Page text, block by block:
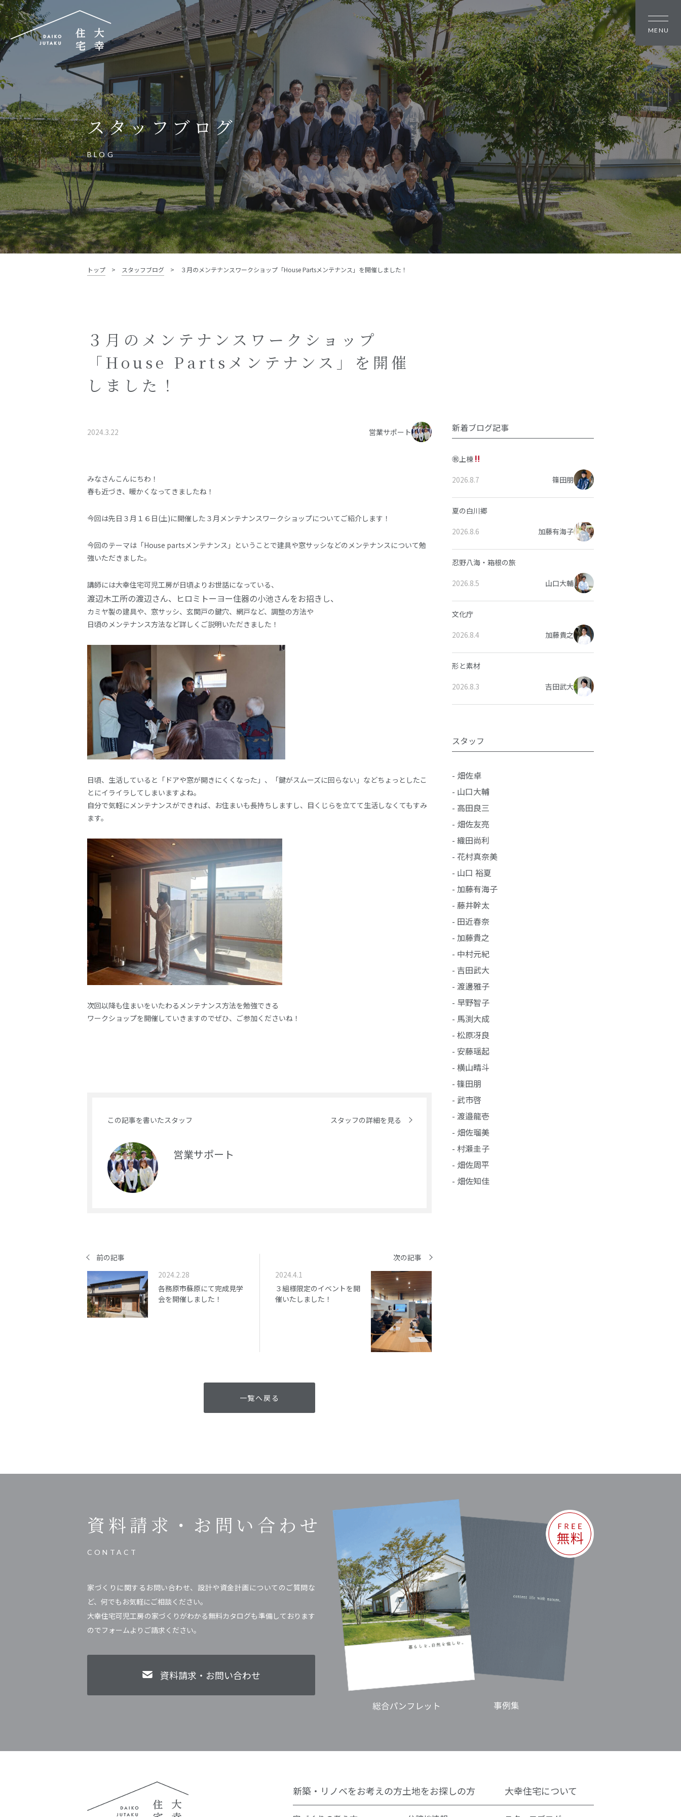
大幸住宅株式会社
〒504-0834
岐阜県各務原市那加昭南町88番地の3
大幸住宅可児工房
〒509-0203
岐阜県可児市下恵土3433番地652
お電話でのご相談はお気軽に
TEL.0574-60-1161
受付時間：9:00～17:00
資料請求・お問い合わせ
新築・リノベをお考えの方
家づくりの考え方
性能
暮らし方のご提案
薪ストーブのある暮らし
平屋の暮らし
四季を感じる暮らし
アフターサポート
家づくりの流れ
施工事例
イベント
お客様の声
土地をお探しの方
- 分譲地情報
かさまつのちいさな町並み
いしもりのちいさな町並み
かみえどのちいさな町並み
大幸住宅について
スタッフブログ
お知らせ
会社概要
スタッフ紹介
オーナー様へ
資料請求・お問い合わせ
プライバシーポリシー
スタッフブログ
BLOG
トップ > スタッフブログ > ３月のメンテナンスワークショップ「House Partsメンテナンス」を開催しました！
３月のメンテナンスワークショップ
「House Partsメンテナンス」を開催
しました！
2024.3.22 営業サポート
みなさんこんにちわ！
春も近づき、暖かくなってきましたね！
今回は先日３月１６日(土)に開催した３月メンテナンスワークショップについてご紹介します！
今回のテーマは「House partsメンテナンス」ということで建具や窓サッシなどのメンテナンスについて勉
強いただきました。
講師には大幸住宅可児工房が日頃よりお世話になっている、
渡辺木工所の渡辺さん、ヒロミトーヨー住器の小池さんをお招きし、
カミヤ製の建具や、窓サッシ、玄関戸の鍵穴、網戸など、調整の方法や
日頃のメンテナンス方法など詳しくご説明いただきました！
日頃、生活していると「ドアや窓が開きにくくなった」、「鍵がスムーズに回らない」などちょっとしたこ
とにイライラしてしまいますよね。
自分で気軽にメンテナンスができれば、お住まいも長持ちしますし、目くじらを立てて生活しなくてもすみ
ます。
次回以降も住まいをいたわるメンテナンス方法を勉強できる
ワークショップを開催していきますのでぜひ、ご参加くださいね！
この記事を書いたスタッフ スタッフの詳細を見る
営業サポート
前の記事
2024.2.28
各務原市蘇原にて完成見学
会を開催しました！
次の記事
2024.4.1
３組様限定のイベントを開
催いたしました！
一覧へ戻る
新着ブログ記事
㊗上棟
2026.8.7 篠田朋
夏の白川郷
2026.8.6 加藤有海子
忍野八海・箱根の旅
2026.8.5 山口大輔
文化庁
2026.8.4 加藤貴之
形と素材
2026.8.3 吉田武大
スタッフ
- 畑佐卓
- 山口大輔
- 高田良三
- 畑佐友亮
- 織田尚利
- 花村真奈美
- 山口 裕夏
- 加藤有海子
- 藤井幹太
- 田近春奈
- 加藤貴之
- 中村元紀
- 吉田武大
- 渡邊雅子
- 早野智子
- 馬渕大成
- 松原冴良
- 安藤瑶起
- 横山晴斗
- 篠田朋
- 武市啓
- 渡邉龍壱
- 畑佐瑠美
- 村瀬圭子
- 畑佐周平
- 畑佐知佳
資料請求・ お問い合わせ
CONTACT
家づくりに関するお問い合わせ、設計や資金計画についてのご質問な
ど、何でもお気軽にご相談ください。
大幸住宅可児工房の家づくりがわかる無料カタログも準備しております
のでフォームよりご請求ください。
資料請求・お問い合わせ
新築・リノベをお考えの方土地をお探しの方 大幸住宅について